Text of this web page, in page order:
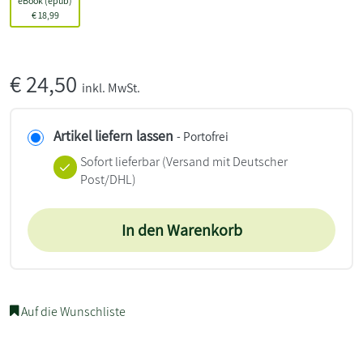
€18,99
€24,50 inkl. MwSt.
Artikel liefern lassen - Portofrei
Sofort lieferbar(Versand mit Deutscher
Post/DHL)
In den Warenkorb
Auf die Wunschliste